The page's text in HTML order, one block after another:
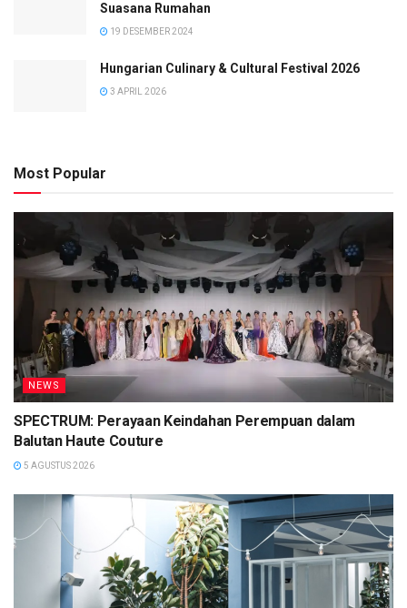
Suasana Rumahan
19 DESEMBER 2024
Hungarian Culinary & Cultural Festival 2026
3 APRIL 2026
Most Popular
NEWS
SPECTRUM: Perayaan Keindahan Perempuan dalam
Balutan Haute Couture
5 AGUSTUS 2026